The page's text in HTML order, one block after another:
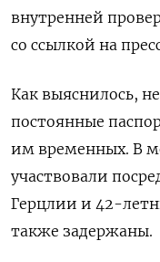
внутренней
со ссылкой на
Как выяснилось,
постоянные
им временных. В
участвовали
Герцлии и 42-
также задержаны.